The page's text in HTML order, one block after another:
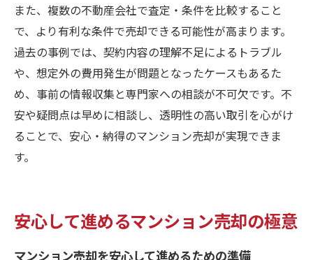
また、複数の不動産会社で査定・条件を比較すること
で、より有利な条件で売却できる可能性が高まります。
過去の事例では、契約内容の理解不足によるトラブル
や、想定外の費用発生が問題となったケースもあるた
め、事前の情報収集と専門家への相談が不可欠です。不
安や疑問点は早めに相談し、透明性の高い取引を心がけ
ることで、安心・納得のマンション売却が実現できま
す。
安心して進めるマンション売却の極意
マンション売却を安心して進めるための準備